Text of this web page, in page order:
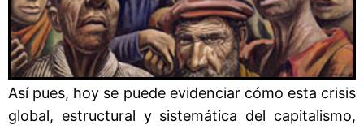
Así pues, hoy se puede evidenciar cómo esta crisis
global, estructural y sistemática del capitalismo,